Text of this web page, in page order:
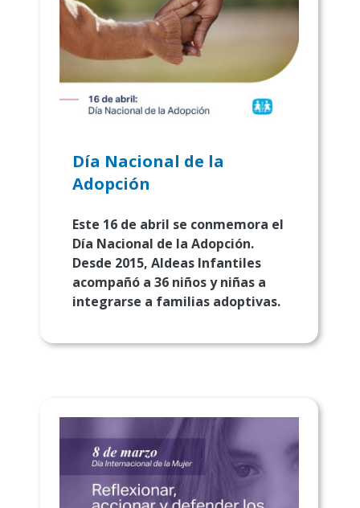
Día Nacional de la
Adopción
Este 16 de abril se conmemora el
Día Nacional de la Adopción.
Desde 2015, Aldeas Infantiles
acompañó a 36 niños y niñas a
integrarse a familias adoptivas.